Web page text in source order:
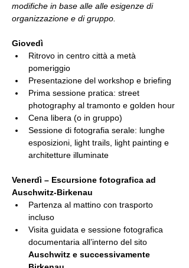
modifiche in base alle alle esigenze di
organizzazione e di gruppo.
Giovedì
Ritrovo in centro città a metà
pomeriggio
Presentazione del workshop e briefing
Prima sessione pratica: street
photography al tramonto e golden hour
Cena libera (o in gruppo)
Sessione di fotografia serale: lunghe
esposizioni, light trails, light painting e
architetture illuminate
Venerdì – Escursione fotografica ad
Auschwitz-Birkenau
Partenza al mattino con trasporto
incluso
Visita guidata e sessione fotografica
documentaria all’interno del sito
Auschwitz e successivamente